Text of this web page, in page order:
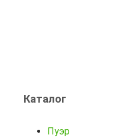
Каталог
Пуэр